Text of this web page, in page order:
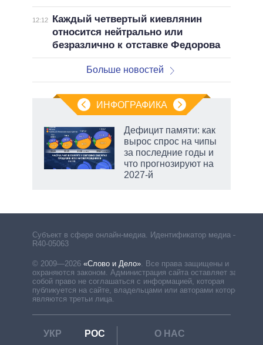
12:12
Каждый четвертый киевлянин
относится нейтрально или
безразлично к отставке Федорова
Больше новостей
ИНФОГРАФИКА
Дефицит памяти: как
вырос спрос на чипы
за последние годы и
что прогнозируют на
2027-й
Субъект в сфере онлайн-медиа. Идентификатор медиа –
R40-05063
© 2009—2026 «Слово и Дело»
Все права защищены и
охраняются законом. Администрация сайта оставляет за
собой право не соглашаться с информацией, которая
публикуется на сайте, владельцами или авторами которой
являются третьи лица.
УКР РОС
О НАС